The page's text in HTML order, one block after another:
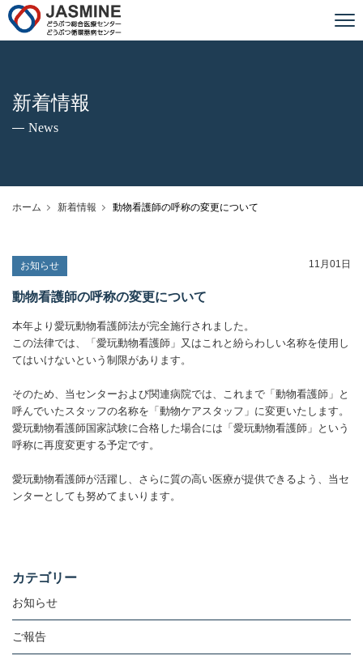
新着情報
News
ホーム 新着情報 動物看護師の呼称の変更について
お知らせ 11月01日
動物看護師の呼称の変更について
本年より愛玩動物看護師法が完全施行されました。
この法律では、「愛玩動物看護師」又はこれと紛らわしい名称を使用し
てはいけないという制限があります。
そのため、当センターおよび関連病院では、これまで「動物看護師」と
呼んでいたスタッフの名称を「動物ケアスタッフ」に変更いたします。
愛玩動物看護師国家試験に合格した場合には「愛玩動物看護師」という
呼称に再度変更する予定です。
愛玩動物看護師が活躍し、さらに質の高い医療が提供できるよう、当セ
ンターとしても努めてまいります。
カテゴリー
お知らせ
ご報告